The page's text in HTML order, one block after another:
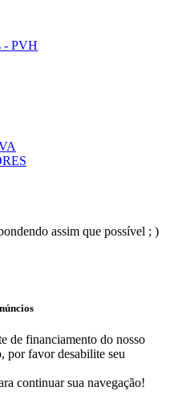
- PVH
assim que possível ; )
de financiamento do nosso
por favor desabilite seu
continuar sua navegação!